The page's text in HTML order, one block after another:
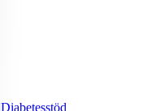
Diabetesstöd